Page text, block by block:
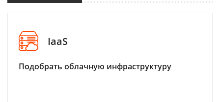
IaaS
Подобрать облачную инфраструктуру